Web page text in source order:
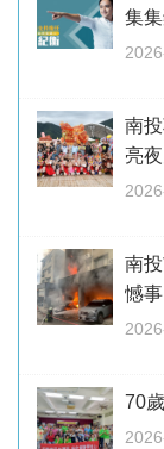
集
南
亮
南
憾事
70